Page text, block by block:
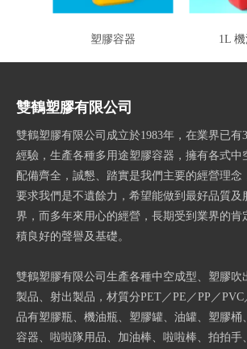
塑膠容器 1L
雙鶴塑膠有限公司
雙鶴塑膠有限公司成立於1983年，在業界已有
經驗，生產各種多用途塑膠容器，擁有各式中
配備齊全，誠懇、踏實是我們主要的經營理念
要求我們是不遺餘力，希望能做到最好品質及
界，而多年來用心的經營，長期受到業界的肯
積良好的聲譽及基礎。
雙鶴塑膠有限公司生產各種中空成型、塑膠吹
製品、射出製品，材質分PET／PE／PP／PVC
品有塑膠瓶、機油瓶、塑膠罐、油罐、塑膠桶
容器、啦啦隊用品、加油棒、啦啦棒、拍拍手